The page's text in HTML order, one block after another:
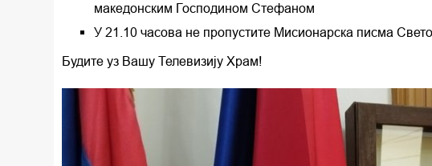
македонским Господином Стефаном
У 21.10 часова не пропустите Мисионарска писма
Будите уз Вашу Телевизију Храм!